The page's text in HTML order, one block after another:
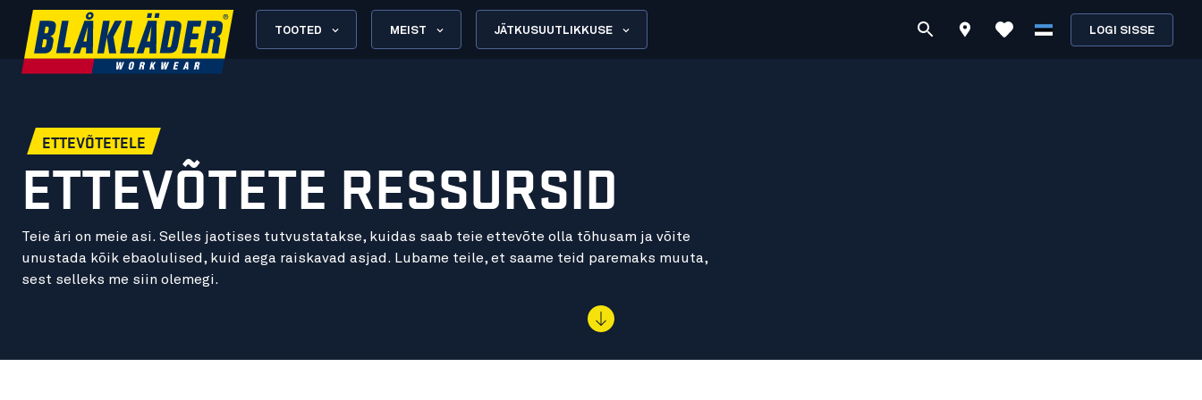
TOOTED MEIST JÄTKUSUUTLIKKUSE LOGI SISSE
ETTEVÕTETELE
ETTEVÕTETE RESSURSID
Teie äri on meie asi. Selles jaotises tutvustatakse, kuidas saab teie ettevõte olla tõhusam ja võite
unustada kõik ebaolulised, kuid aega raiskavad asjad. Lubame teile, et saame teid paremaks muuta,
sest selleks me siin olemegi.